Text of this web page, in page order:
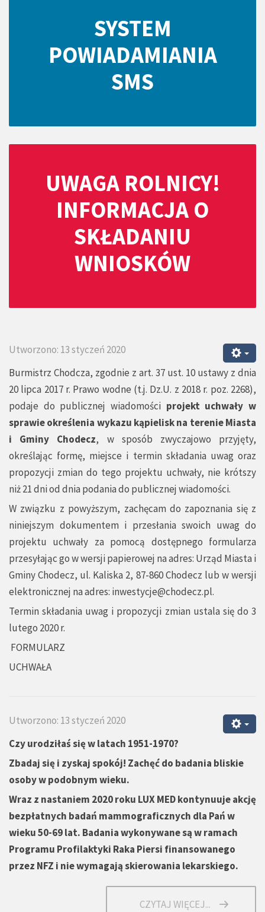
SYSTEM
POWIADAMIANIA
SMS
UWAGA ROLNICY!
INFORMACJA O
SKŁADANIU
WNIOSKÓW
Utworzono: 13 styczeń 2020
Burmistrz Chodcza, zgodnie z art. 37 ust. 10 ustawy z dnia
20 lipca 2017 r. Prawo wodne (t.j. Dz.U. z 2018 r. poz. 2268),
podaje do publicznej wiadomości projekt uchwały w
sprawie określenia wykazu kąpielisk na terenie Miasta
i Gminy Chodecz, w sposób zwyczajowo przyjęty,
określając formę, miejsce i termin składania uwag oraz
propozycji zmian do tego projektu uchwały, nie krótszy
niż 21 dni od dnia podania do publicznej wiadomości.
W związku z powyższym, zachęcam do zapoznania się z
niniejszym dokumentem i przesłania swoich uwag do
projektu uchwały za pomocą dostępnego formularza
przesyłając go w wersji papierowej na adres: Urząd Miasta i
Gminy Chodecz, ul. Kaliska 2, 87-860 Chodecz lub w wersji
elektronicznej na adres: inwestycje@chodecz.pl.
Termin składania uwag i propozycji zmian ustala się do 3
lutego 2020 r.
FORMULARZ
UCHWAŁA
Utworzono: 13 styczeń 2020
Czy urodziłaś się w latach 1951-1970?
Zbadaj się i zyskaj spokój! Zachęć do badania bliskie
osoby w podobnym wieku.
Wraz z nastaniem 2020 roku LUX MED kontynuuje akcję
bezpłatnych badań mammograficznych dla Pań w
wieku 50-69 lat. Badania wykonywane są w ramach
Programu Profilaktyki Raka Piersi finansowanego
przez NFZ i nie wymagają skierowania lekarskiego.
CZYTAJ WIĘCEJ...